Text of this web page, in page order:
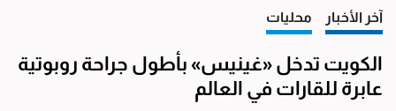
آخر الأخبار محليات
الكويت تدخل «غينيس» بأطول جراحة روبوتية
عابرة للقارات في العالم